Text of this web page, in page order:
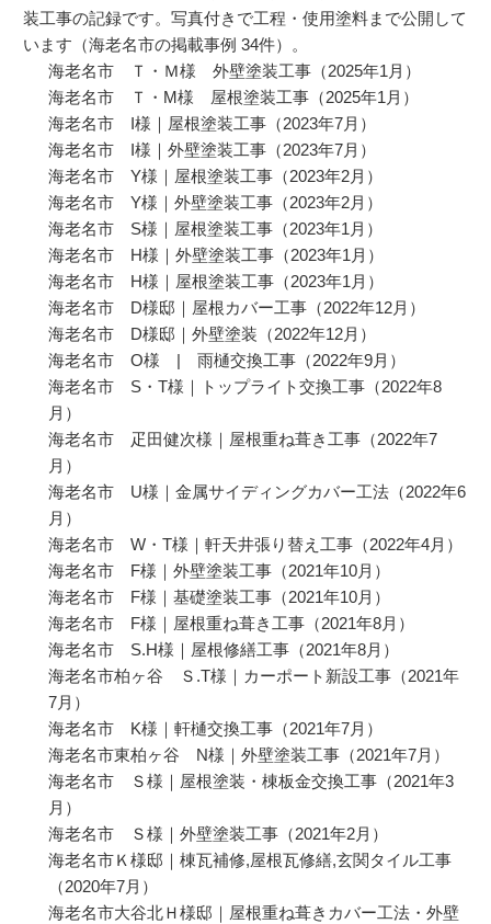
装工事の記録です。写真付きで工程・使用塗料まで公開して
います（海老名市の掲載事例 34件）。
海老名市 Ｔ・Ｍ様 外壁塗装工事 （2025年1月）
海老名市 Ｔ・M様 屋根塗装工事 （2025年1月）
海老名市 I様｜屋根塗装工事 （2023年7月）
海老名市 I様｜外壁塗装工事 （2023年7月）
海老名市 Y様｜屋根塗装工事 （2023年2月）
海老名市 Y様｜外壁塗装工事 （2023年2月）
海老名市 S様｜屋根塗装工事 （2023年1月）
海老名市 H様｜外壁塗装工事 （2023年1月）
海老名市 H様｜屋根塗装工事 （2023年1月）
海老名市 D様邸｜屋根カバー工事 （2022年12月）
海老名市 D様邸｜外壁塗装 （2022年12月）
海老名市 O様 | 雨樋交換工事 （2022年9月）
海老名市 S・T様｜トップライト交換工事 （2022年8
月）
海老名市 疋田健次様｜屋根重ね葺き工事 （2022年7
月）
海老名市 U様｜金属サイディングカバー工法 （2022年6
月）
海老名市 W・T様｜軒天井張り替え工事 （2022年4月）
海老名市 F様｜外壁塗装工事 （2021年10月）
海老名市 F様｜基礎塗装工事 （2021年10月）
海老名市 F様｜屋根重ね葺き工事 （2021年8月）
海老名市 S.H様｜屋根修繕工事 （2021年8月）
海老名市柏ヶ谷 Ｓ.T様｜カーポート新設工事 （2021年
7月）
海老名市 K様｜軒樋交換工事 （2021年7月）
海老名市東柏ヶ谷 N様｜外壁塗装工事 （2021年7月）
海老名市 Ｓ様｜屋根塗装・棟板金交換工事 （2021年3
月）
海老名市 Ｓ様｜外壁塗装工事 （2021年2月）
海老名市Ｋ様邸｜棟瓦補修,屋根瓦修繕,玄関タイル工事
（2020年7月）
海老名市大谷北Ｈ様邸｜屋根重ね葺きカバー工法・外壁